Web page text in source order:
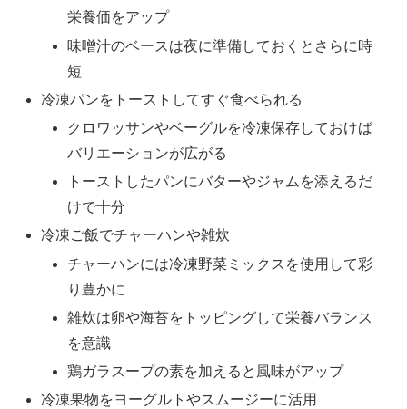
栄養価をアップ
味噌汁のベースは夜に準備しておくとさらに時
短
冷凍パンをトーストしてすぐ食べられる
クロワッサンやベーグルを冷凍保存しておけば
バリエーションが広がる
トーストしたパンにバターやジャムを添えるだ
けで十分
冷凍ご飯でチャーハンや雑炊
チャーハンには冷凍野菜ミックスを使用して彩
り豊かに
雑炊は卵や海苔をトッピングして栄養バランス
を意識
鶏ガラスープの素を加えると風味がアップ
冷凍果物をヨーグルトやスムージーに活用